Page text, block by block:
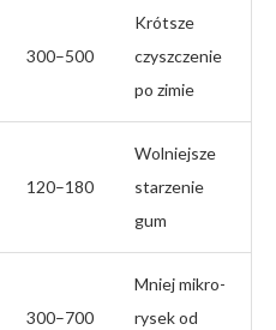
300–500
Krótsze
czyszczenie
po zimie
120–180
Wolniejsze
starzenie
gum
300–700
Mniej mikro-
rysek od